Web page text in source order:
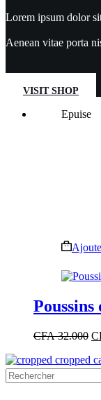
Lorem ipsum dolor
Aenean vitae porta
VISIT SHOP
Epuise
CFA32.000